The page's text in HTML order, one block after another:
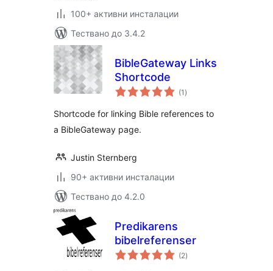
100+ активни инсталации
Тествано до 3.4.2
BibleGateway Links
Shortcode
(1 общо
оценки
)
Shortcode for linking Bible references to
a BibleGateway page.
Justin Sternberg
90+ активни инсталации
Тествано до 4.2.0
Predikarens
bibelreferenser
(2общо
оценки
)